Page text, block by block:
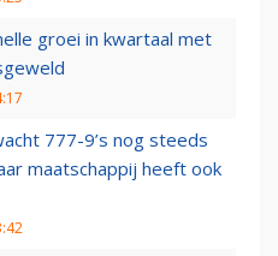
groei in kwartaal met
777-9’s nog steeds
maatschappij heeft ook